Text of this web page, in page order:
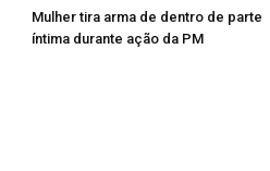
Mulher tira arma de dentro de parte
íntima durante ação da PM